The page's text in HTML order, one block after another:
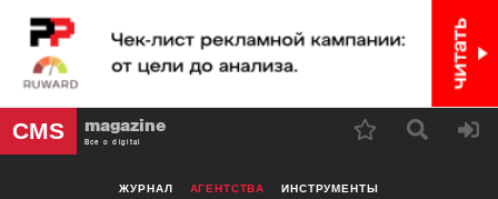
CMS magazine
Все о digital
ЖУРНАЛ АГЕНТСТВА ИНСТРУМЕНТЫ